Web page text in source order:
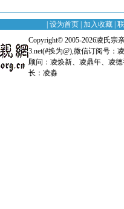
设为首页| 加入收藏|
Copyright© 2005-2026凌氏宗
3.net(#换为@),微信订阅号：
顾问：凌焕新、凌鼎年、凌
长： 凌淼